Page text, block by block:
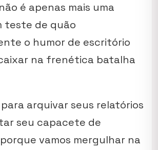
é apenas mais uma
teste de quão
o humor de escritório
na frenética batalha
arquivar seus relatórios
seu capacete de
vamos mergulhar na